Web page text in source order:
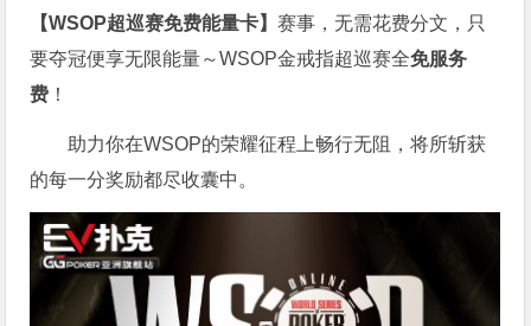
【WSOP超巡赛免费能量卡】赛事，无需花费分文，只
要夺冠便享无限能量～WSOP金戒指超巡赛全免服务
费 ！
助力你在WSOP的荣耀征程上畅行无阻，将所斩获
的每一分奖励都尽收囊中。